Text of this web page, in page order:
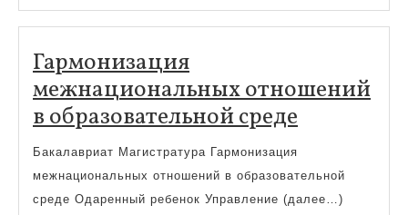
нарушениями
Гармонизация
межнациональных отношений
в образовательной среде
в
Бакалавриат Магистратура Гармонизация
межнациональных отношений в образовательной
среде Одаренный ребенок Управление (далее…)